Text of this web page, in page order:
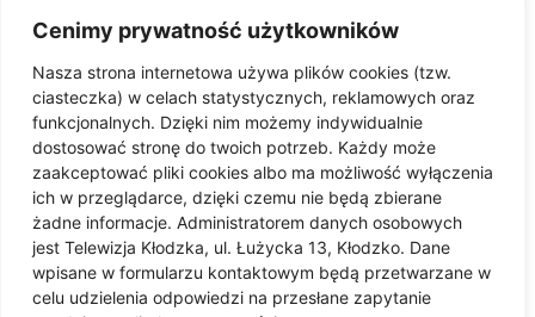
Cenimy prywatność użytkowników
Nasza strona internetowa używa plików cookies (tzw.
ciasteczka) w celach statystycznych, reklamowych oraz
funkcjonalnych. Dzięki nim możemy indywidualnie
dostosować stronę do twoich potrzeb. Każdy może
zaakceptować pliki cookies albo ma możliwość wyłączenia
ich w przeglądarce, dzięki czemu nie będą zbierane
żadne informacje. Administratorem danych osobowych
jest Telewizja Kłodzka, ul. Łużycka 13, Kłodzko. Dane
wpisane w formularzu kontaktowym będą przetwarzane w
celu udzielenia odpowiedzi na przesłane zapytanie
Zapisz moje imię i nazwisko, adres e-mail i witrynę
internetową w tej przeglądarce do następnego komentowania.